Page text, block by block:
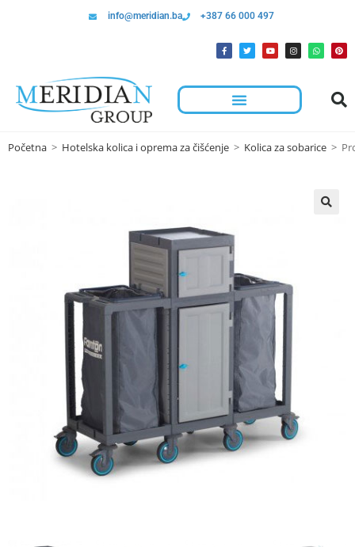
info@meridian.ba +387 66 000 497
Početna > Hotelska kolica i oprema za čišćenje > Kolica za sobarice >